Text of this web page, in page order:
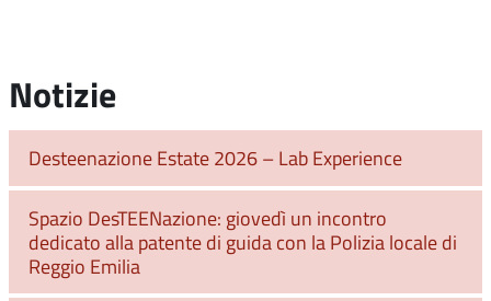
Notizie
Desteenazione Estate 2026 – Lab Experience
Spazio DesTEENazione: giovedì un incontro
dedicato alla patente di guida con la Polizia locale di
Reggio Emilia